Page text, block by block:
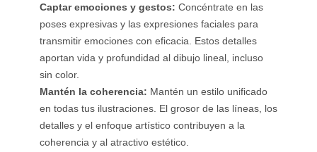
Captar emociones y gestos: Concéntrate en las
poses expresivas y las expresiones faciales para
transmitir emociones con eficacia. Estos detalles
aportan vida y profundidad al dibujo lineal, incluso
sin color.
Mantén la coherencia: Mantén un estilo unificado
en todas tus ilustraciones. El grosor de las líneas, los
detalles y el enfoque artístico contribuyen a la
coherencia y al atractivo estético.